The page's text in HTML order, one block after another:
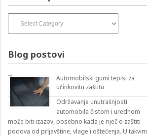
pesama
Blog postovi
Automobilski gumi tepisi za
učinkovitu zaštitu
Održavanje unutrašnjosti
automobila čistom i urednom
može biti izazov, posebno kada je riječ o zaštiti
podova od prljavštine, vlage i oštećenja. U takvim